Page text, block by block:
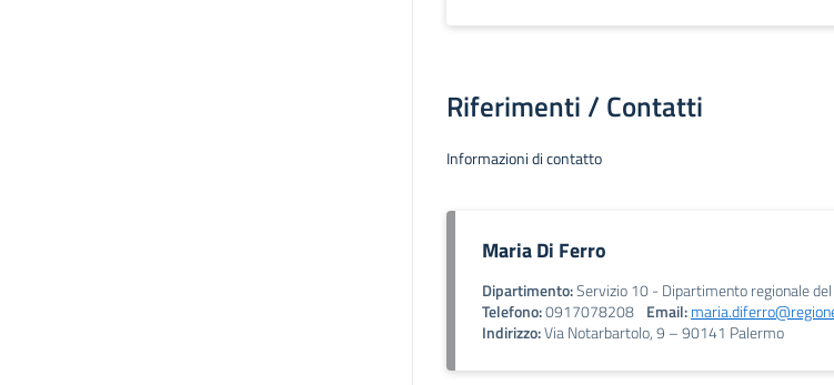
Riferimenti / Contatti
Informazioni di contatto
Maria Di Ferro
Dipartimento:Servizio 10 - Dipartimento regionale
Telefono:0917078208 Email:
Indirizzo:Via Notarbartolo, 9 – 90141 Palermo